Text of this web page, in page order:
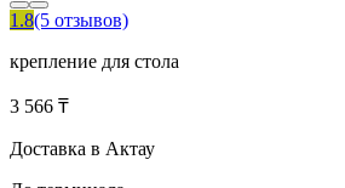
1.8(5 отзывов)
крепление для стола
3 566 ₸
Доставка в Актау